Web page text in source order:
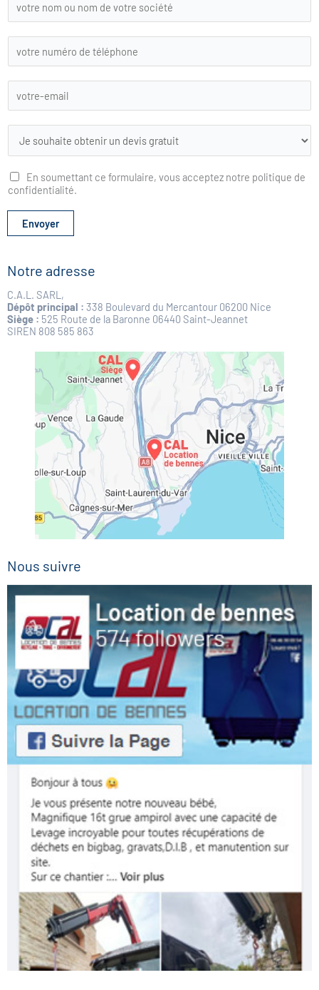
s
t
e
d
é
o
a
t
e
En soumettant ce formulaire, vous acceptez notre politique de
confidentialité.
Envoyer
Notre adresse
C.A.L. SARL,
Dépôt principal : 338 Boulevard du Mercantour 06200 Nice
Siège : 525 Route de la Baronne 06440 Saint-Jeannet
SIREN 808 585 863
Nous suivre